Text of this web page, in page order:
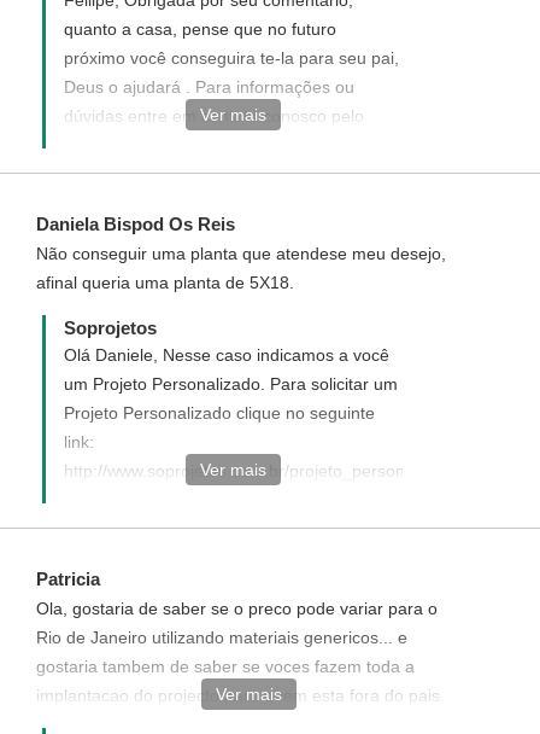
quanto a casa, pense que no futuro
próximo você conseguira te-la para seu pai,
Deus o ajudará . Para informações ou
dúvidas entre em contato conosco pelo
35232115 E-mail:
Ver mais
Daniela Bispod Os Reis
Não conseguir uma planta que atendese meu desejo,
afinal queria uma planta de 5X18.
Soprojetos
Olá Daniele, Nesse caso indicamos a você
um Projeto Personalizado. Para solicitar um
Projeto Personalizado clique no seguinte
link:
http://www.soprojetos.com.br/projeto_personalizado.php
divididos em duas parcelas: a primeira R$
segunda após a definição/aprovação do
projeto inicial (planta baixa mobiliada) que
será o valor restante necessário para
pagamento (R$ 15,00 / m² com o desconto
da primeira parcela). A área a ser
Ver mais
Patricia
Ola, gostaria de saber se o preco pode variar para o
Rio de Janeiro utilizando materiais genericos... e
gostaria tambem de saber se voces fazem toda a
implantacao do projecto para quem esta fora do pais.
por fim gostaria de vos desafiar a fazer um projeto de
Ver mais